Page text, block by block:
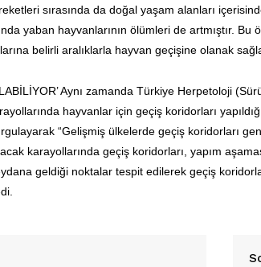
sırasında da doğal yaşam alanları
yaban hayvanlarının ölümleri de artmıştır.
belirli aralıklarla hayvan geçişine olanak
Aynı zamanda Türkiye Herpetoloji
hayvanlar için geçiş koridorları
“Gelişmiş ülkelerde geçiş koridorları
karayollarında geçiş koridorları, yapım
geldiği noktalar tespit edilerek geçiş